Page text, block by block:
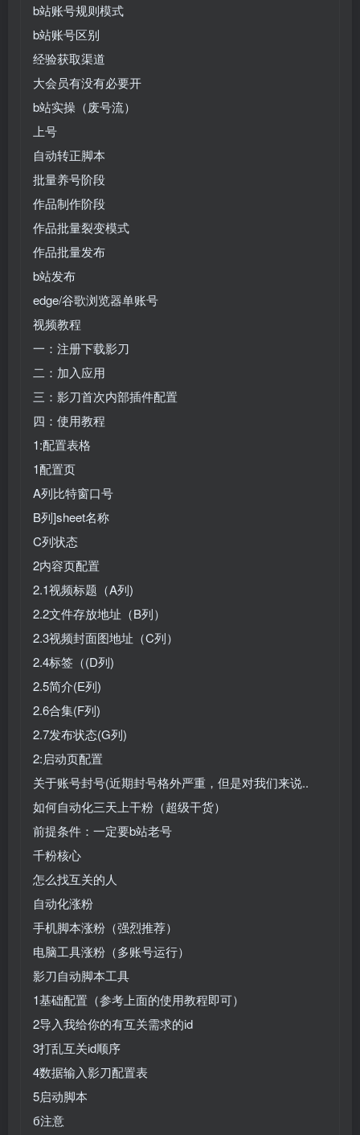
b站账号规则模式
b站账号区别
经验获取渠道
大会员有没有必要开
b站实操（废号流）
上号
自动转正脚本
批量养号阶段
作品制作阶段
作品批量裂变模式
作品批量发布
b站发布
edge/谷歌浏览器单账号
视频教程
一：注册下载影刀
二：加入应用
三：影刀首次内部插件配置
四：使用教程
1:配置表格
1配置页
A列比特窗口号
B列]sheet名称
C列状态
2内容页配置
2.1视频标题（A列)
2.2文件存放地址（B列）
2.3视频封面图地址（C列）
2.4标签（(D列)
2.5简介(E列)
2.6合集(F列)
2.7发布状态(G列)
2:启动页配置
关于账号封号(近期封号格外严重，但是对我们来说..
如何自动化三天上干粉（超级干货）
前提条件：一定要b站老号
千粉核心
怎么找互关的人
自动化涨粉
手机脚本涨粉（强烈推荐）
电脑工具涨粉（多账号运行）
影刀自动脚本工具
1基础配置（参考上面的使用教程即可）
2导入我给你的有互关需求的id
3打乱互关id顺序
4数据输入影刀配置表
5启动脚本
б注意